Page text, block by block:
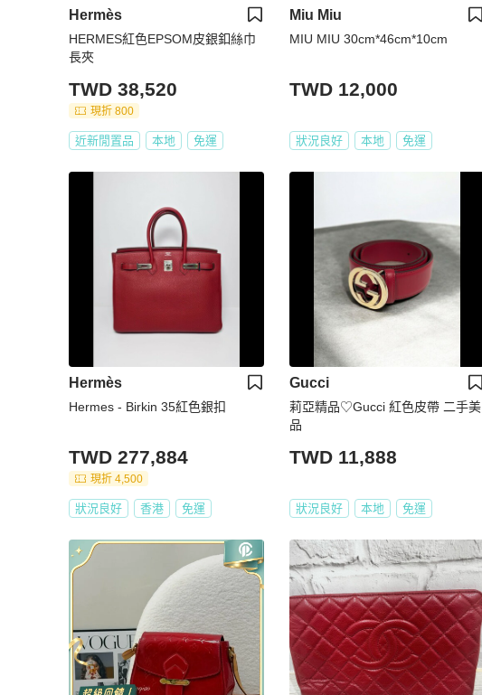
Hermès
HERMES紅色EPSOM皮銀釦絲巾
長夾
TWD 38,520
現折 800
近新閒置品 本地 免運
Miu Miu
MIU MIU 30cm*46cm*10cm
TWD 12,000
狀況良好 本地 免運
Hermès
Hermes - Birkin 35紅色銀扣
TWD 277,884
現折 4,500
狀況良好 香港 免運
Gucci
莉亞精品♡Gucci 紅色皮帶 二手美
品
TWD 11,888
狀況良好 本地 免運